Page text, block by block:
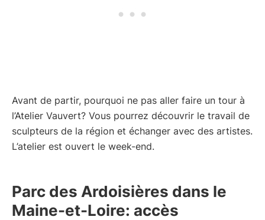
Avant de partir, pourquoi ne pas aller faire un tour à
l’Atelier Vauvert? Vous pourrez découvrir le travail de
sculpteurs de la région et échanger avec des artistes.
L’atelier est ouvert le week-end.
Parc des Ardoisières dans le
Maine-et-Loire: accès